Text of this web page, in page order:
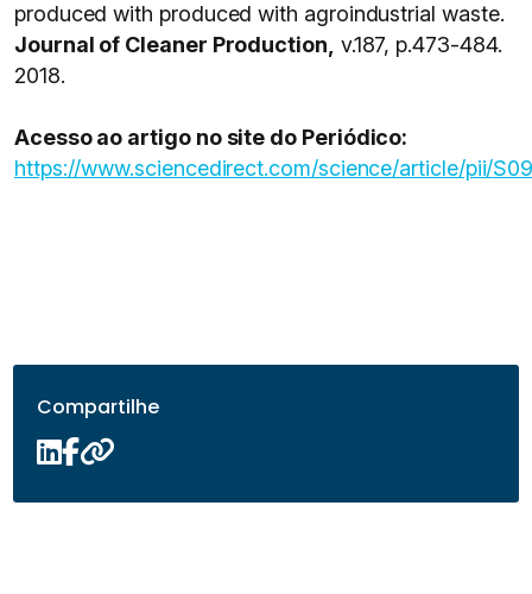
produced with produced with agroindustrial waste.
Journal of Cleaner Production, v.187, p.473-484.
2018.
Acesso ao artigo no site do Periódico:
https://www.sciencedirect.com/science/article/pii/
Compartilhe